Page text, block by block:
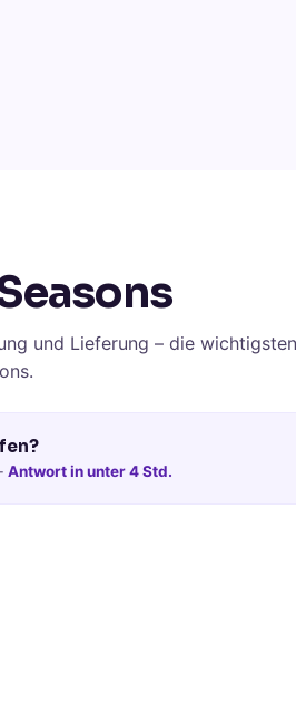
und Lieferung – die wichtigsten
Antwort in unter 4 Std.